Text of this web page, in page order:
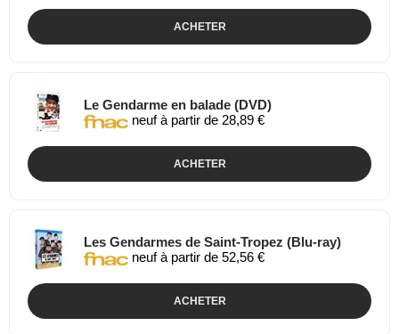
ACHETER
Le Gendarme en balade (DVD)
neuf à partir de 28,89 €
ACHETER
Les Gendarmes de Saint-Tropez (Blu-ray)
neuf à partir de 52,56 €
ACHETER